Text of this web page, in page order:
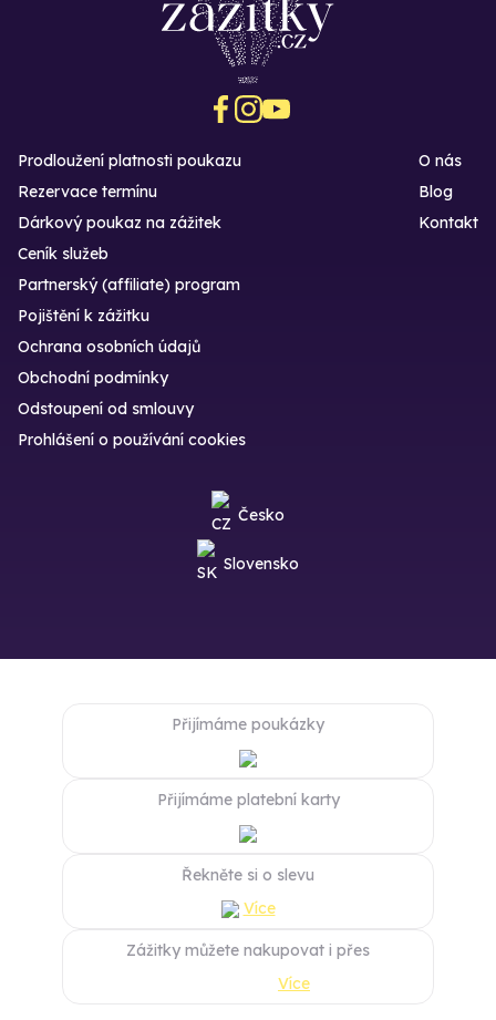
Prodloužení platnosti poukazu
Rezervace termínu
Dárkový poukaz na zážitek
O nás
Blog
Kontakt
Ceník služeb
Partnerský (affiliate) program
Pojištění k zážitku
Ochrana osobních údajů
Obchodní podmínky
Odstoupení od smlouvy
Prohlášení o používání cookies
Česko
Slovensko
Přijímáme poukázky
Přijímáme platební karty
Řekněte si o slevu
Více
Zážitky můžete nakupovat i přes
Více